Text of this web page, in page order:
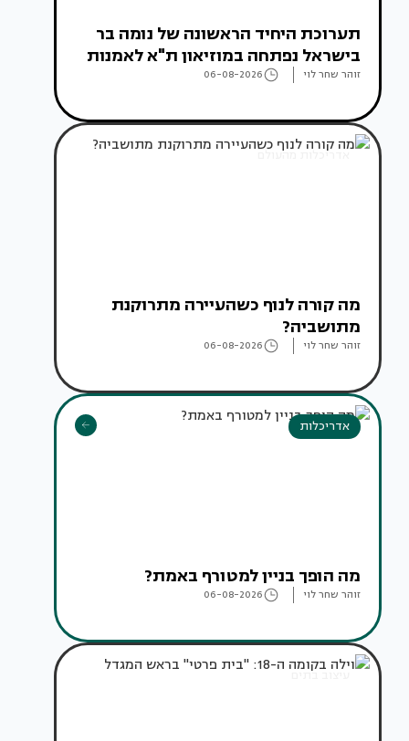
תערוכת היחיד הראשונה של נומה בר
בישראל נפתחה במוזיאון ת"א לאמנות
זוהר שחר לוי 06-08-2026
אדריכלות מהעולם
מה קורה לנוף כשהעיירה מתרוקנת
מתושביה?
זוהר שחר לוי 06-08-2026
אדריכלות
מה הופך בניין למטורף באמת?
זוהר שחר לוי 06-08-2026
עיצוב בתים